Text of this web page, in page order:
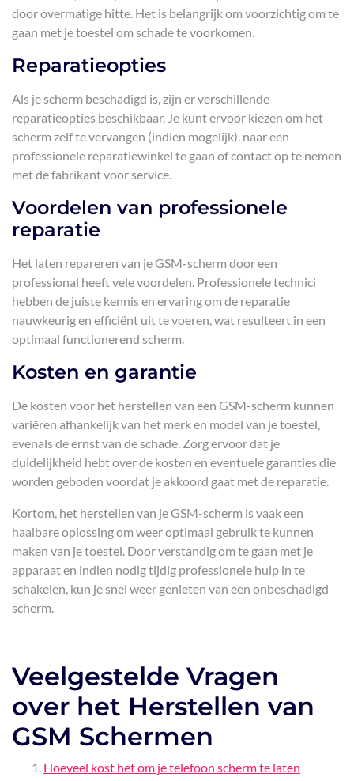
door overmatige hitte. Het is belangrijk om voorzichtig om te
gaan met je toestel om schade te voorkomen.
Reparatieopties
Als je scherm beschadigd is, zijn er verschillende
reparatieopties beschikbaar. Je kunt ervoor kiezen om het
scherm zelf te vervangen (indien mogelijk), naar een
professionele reparatiewinkel te gaan of contact op te nemen
met de fabrikant voor service.
Voordelen van professionele
reparatie
Het laten repareren van je GSM-scherm door een
professional heeft vele voordelen. Professionele technici
hebben de juiste kennis en ervaring om de reparatie
nauwkeurig en efficiënt uit te voeren, wat resulteert in een
optimaal functionerend scherm.
Kosten en garantie
De kosten voor het herstellen van een GSM-scherm kunnen
variëren afhankelijk van het merk en model van je toestel,
evenals de ernst van de schade. Zorg ervoor dat je
duidelijkheid hebt over de kosten en eventuele garanties die
worden geboden voordat je akkoord gaat met de reparatie.
Kortom, het herstellen van je GSM-scherm is vaak een
haalbare oplossing om weer optimaal gebruik te kunnen
maken van je toestel. Door verstandig om te gaan met je
apparaat en indien nodig tijdig professionele hulp in te
schakelen, kun je snel weer genieten van een onbeschadigd
scherm.
Veelgestelde Vragen
over het Herstellen van
GSM Schermen
Hoeveel kost het om je telefoon scherm te laten